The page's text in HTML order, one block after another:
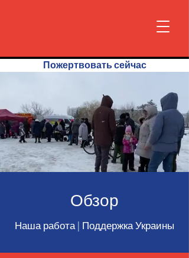
Пожертвовать сейчас
Обзор
Наша работа | Поддержка Украины